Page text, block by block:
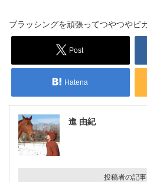
ブラッシングを頑張ってつやつやピ
Post
Hatena
進 由紀
投稿者の記